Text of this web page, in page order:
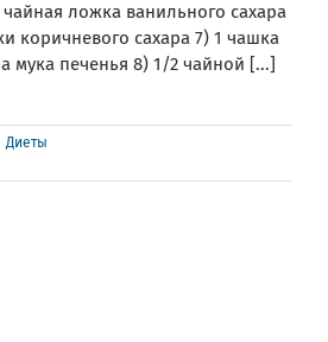
ложка ванильного сахара
коричневого сахара 7) 1 чашка
мука печенья 8) 1/2 чайной [...]
Диеты